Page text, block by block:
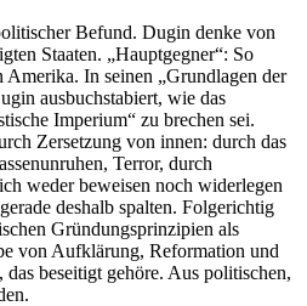
Befund. Dugin denke von
Staaten. „Hauptgegner“: So
In seinen „Grundlagen der
ausbuchstabiert, wie das
Imperium“ zu brechen sei.
Zersetzung von innen: durch das
Terror, durch
weder beweisen noch widerlegen
deshalb spalten. Folgerichtig
Gründungsprinzipien als
von Aufklärung, Reformation und
beseitigt gehöre. Aus politischen,